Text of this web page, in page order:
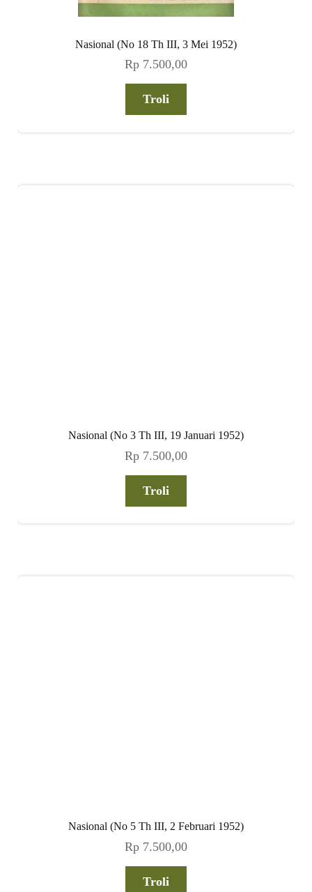
Nasional (No 18 Th III, 3 Mei 1952)
Rp 7.500,00
Troli
Nasional (No 3 Th III, 19 Januari 1952)
Rp 7.500,00
Troli
Nasional (No 5 Th III, 2 Februari 1952)
Rp 7.500,00
Troli